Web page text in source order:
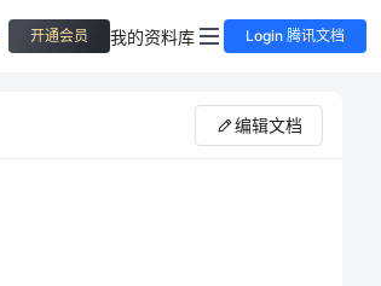
开通会员 我的资料库 Login 腾讯文档
编辑文档